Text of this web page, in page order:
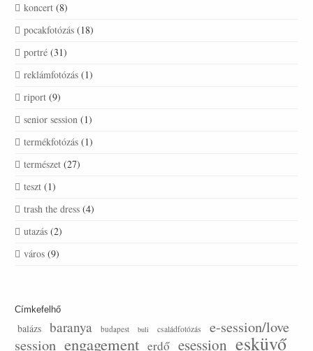
koncert (8)
pocakfotózás (18)
portré (31)
reklámfotózás (1)
riport (9)
senior session (1)
termékfotózás (1)
természet (27)
teszt (1)
trash the dress (4)
utazás (2)
város (9)
Címkefelhő
balázs baranya budapest buli családfotózás
e-session/love
session engagement erdő esession esküvő